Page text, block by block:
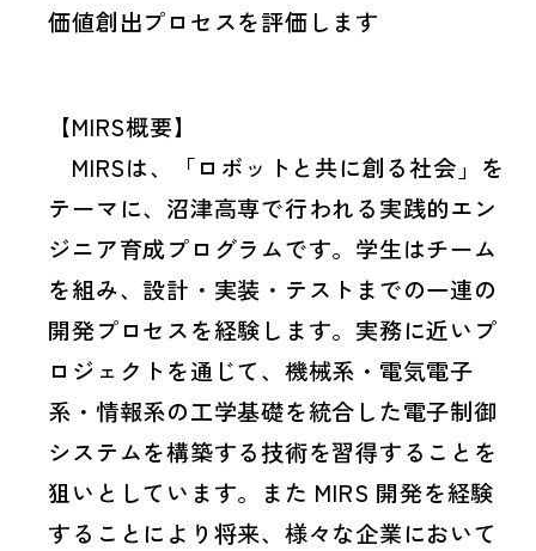
価値創出プロセスを評価します
【MIRS概要】
MIRSは、「ロボットと共に創る社会」を
テーマに、沼津高専で行われる実践的エン
ジニア育成プログラムです。学生はチーム
を組み、設計・実装・テストまでの一連の
開発プロセスを経験します。実務に近いプ
ロジェクトを通じて、機械系・電気電子
系・情報系の工学基礎を統合した電子制御
システムを構築する技術を習得することを
狙いとしています。また MIRS 開発を経験
することにより将来、様々な企業において